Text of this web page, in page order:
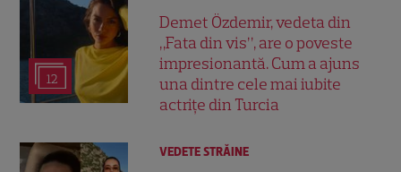
12
Demet Özdemir, vedeta din
„Fata din vis”, are o poveste
impresionantă. Cum a ajuns
una dintre cele mai iubite
actrițe din Turcia
VEDETE STRĂINE